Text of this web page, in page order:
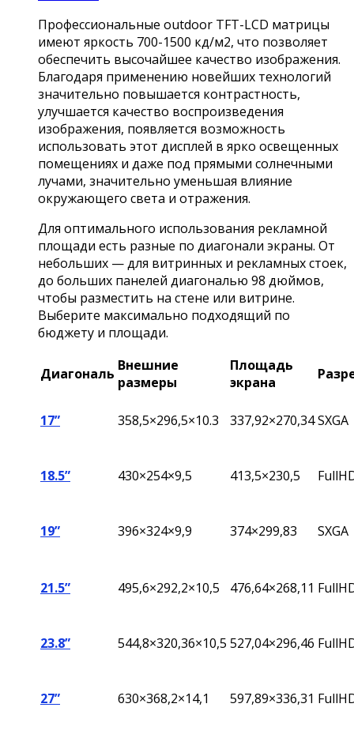
Профессиональные outdoor TFT-LCD матрицы
имеют яркость 700-1500 кд/м2, что позволяет
обеспечить высочайшее качество изображения.
Благодаря применению новейших технологий
значительно повышается контрастность,
улучшается качество воспроизведения
изображения, появляется возможность
использовать этот дисплей в ярко освещенных
помещениях и даже под прямыми солнечными
лучами, значительно уменьшая влияние
окружающего света и отражения.
Для оптимального использования рекламной
площади есть разные по диагонали экраны. От
небольших — для витринных и рекламных стоек,
до больших панелей диагональю 98 дюймов,
чтобы разместить на стене или витрине.
Выберите максимально подходящий по
бюджету и площади.
Диагональ Внешние
размеры
Площадь
экрана
17” 358,5×296,5×10.3 337,92×270,34SXGA
18.5” 430×254×9,5 413,5×230,5
19” 396×324×9,9 374×299,83 SXGA
21.5” 495,6×292,2×10,5 476,64×268,11
23.8” 544,8×320,36×10,5 527,04×296,46
27” 630×368,2×14,1 597,89×336,31